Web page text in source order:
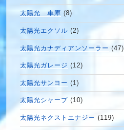
太陽光 車庫 (8)
太陽光エクソル (2)
太陽光カナディアンソーラー (47)
太陽光ガレージ (12)
太陽光サンヨー (1)
太陽光シャープ (10)
太陽光ネクストエナジー (119)